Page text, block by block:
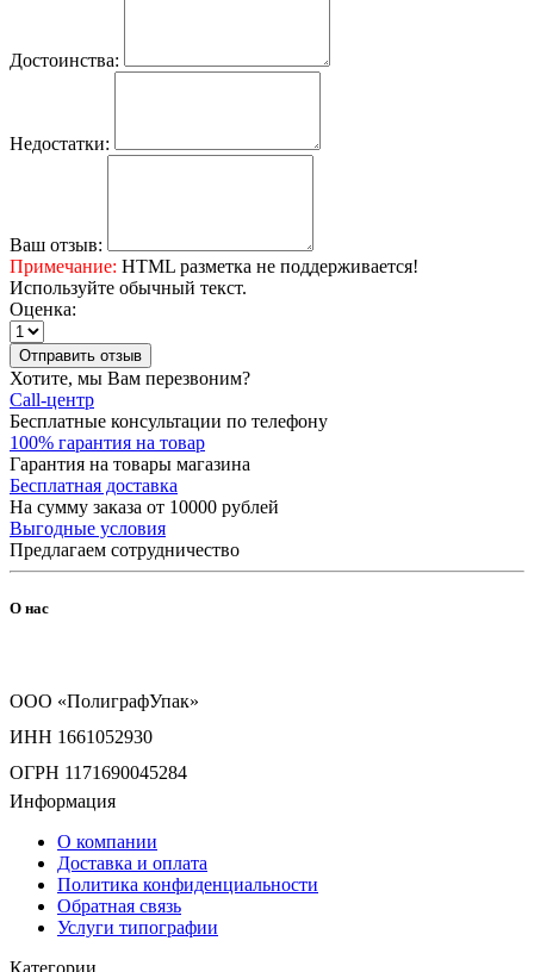
Достоинства:
Недостатки:
Ваш отзыв:
Примечание: HTML разметка не поддерживается!
Используйте обычный текст.
Оценка:
Отправить отзыв
Хотите, мы Вам перезвоним?
Call-центр
Бесплатные консультации по телефону
100% гарантия на товар
Гарантия на товары магазина
Бесплатная доставка
На сумму заказа от 10000 рублей
Выгодные условия
Предлагаем сотрудничество
О нас
ООО «ПолиграфУпак»
ИНН 1661052930
ОГРН 1171690045284
Информация
О компании
Доставка и оплата
Политика конфиденциальности
Обратная связь
Услуги типографии